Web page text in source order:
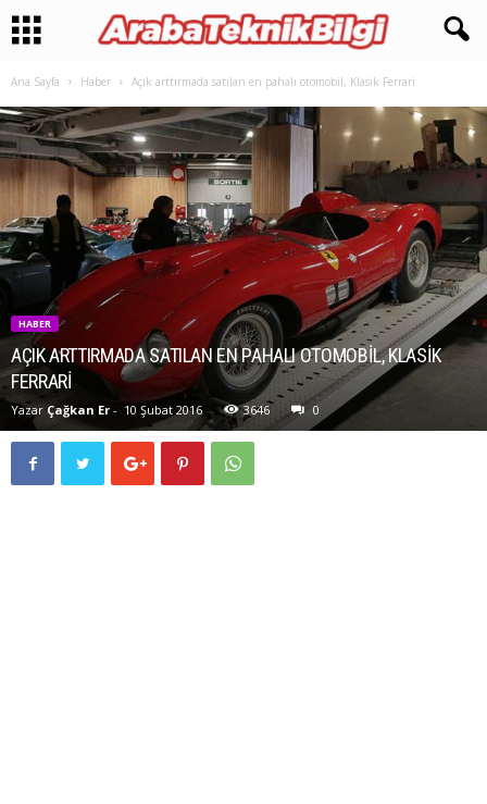
Ana Sayfa Haber Açık arttırmada satılan en pahalı otomobil, Klasik Ferrari
HABER
AÇIK ARTTIRMADA SATILAN EN PAHALI OTOMOBIL, KLASIK
FERRARI
Yazar Çağkan Er - 10 Şubat 2016 3646 0